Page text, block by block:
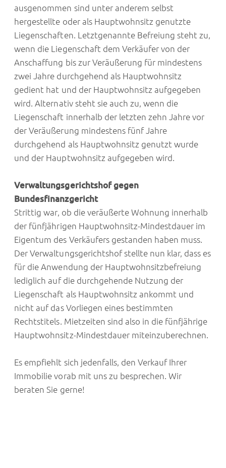
ausgenommen sind unter anderem selbst
hergestellte oder als Hauptwohnsitz genutzte
Liegenschaften. Letztgenannte Befreiung steht zu,
wenn die Liegenschaft dem Verkäufer von der
Anschaffung bis zur Veräußerung für mindestens
zwei Jahre durchgehend als Hauptwohnsitz
gedient hat und der Hauptwohnsitz aufgegeben
wird. Alternativ steht sie auch zu, wenn die
Liegenschaft innerhalb der letzten zehn Jahre vor
der Veräußerung mindestens fünf Jahre
durchgehend als Hauptwohnsitz genutzt wurde
und der Hauptwohnsitz aufgegeben wird.
Verwaltungsgerichtshof gegen
Bundesfinanzgericht
Strittig war, ob die veräußerte Wohnung innerhalb
der fünfjährigen Hauptwohnsitz-Mindestdauer im
Eigentum des Verkäufers gestanden haben muss.
Der Verwaltungsgerichtshof stellte nun klar, dass es
für die Anwendung der Hauptwohnsitzbefreiung
lediglich auf die durchgehende Nutzung der
Liegenschaft als Hauptwohnsitz ankommt und
nicht auf das Vorliegen eines bestimmten
Rechtstitels. Mietzeiten sind also in die fünfjährige
Hauptwohnsitz-Mindestdauer miteinzuberechnen.
Es empfiehlt sich jedenfalls, den Verkauf Ihrer
Immobilie vorab mit uns zu besprechen. Wir
beraten Sie gerne!